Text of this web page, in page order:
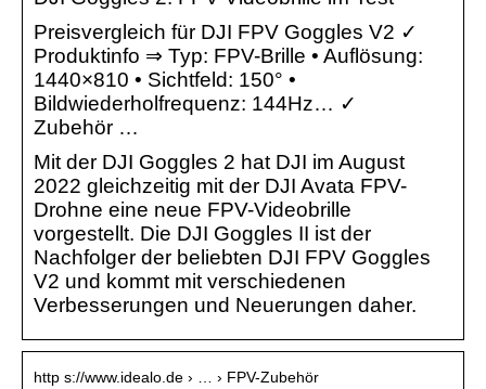
Preisvergleich für DJI FPV Goggles V2 ✓
Produktinfo ⇒ Typ: FPV-Brille • Auflösung:
1440×810 • Sichtfeld: 150° •
Bildwiederholfrequenz: 144Hz… ✓
Zubehör …
Mit der DJI Goggles 2 hat DJI im August
2022 gleichzeitig mit der DJI Avata FPV-
Drohne eine neue FPV-Videobrille
vorgestellt. Die DJI Goggles II ist der
Nachfolger der beliebten DJI FPV Goggles
V2 und kommt mit verschiedenen
Verbesserungen und Neuerungen daher.
http s://www.idealo.de › … › FPV-Zubehör